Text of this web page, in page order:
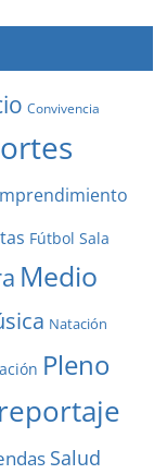
Convivencia
Fútbol Sala
Medio
Natación
Pleno
Salud